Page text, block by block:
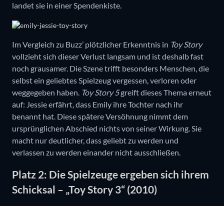
landet sie in einer Spendenkiste.
Im Vergleich zu Buzz’ plötzlicher Erkenntnis in Toy Story
vollzieht sich dieser Verlust langsam und ist deshalb fast
noch grausamer. Die Szene trifft besonders Menschen, die
selbst ein geliebtes Spielzeug vergessen, verloren oder
weggegeben haben. Toy Story 5greift dieses Thema erneut
auf: Jessie erfährt, dass Emily ihre Tochter nach ihr
benannt hat. Diese spätere Versöhnung nimmt dem
ursprünglichen Abschied nichts von seiner Wirkung. Sie
macht nur deutlicher, dass geliebt zu werden und
verlassen zu werden einander nicht ausschließen.
Platz 2: Die Spielzeuge ergeben sich ihrem
Schicksal – „Toy Story 3“ (2010)